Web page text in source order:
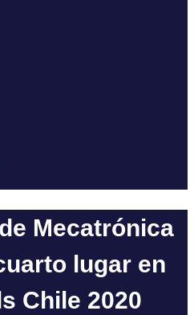
Mecatrónica
lugar en
Chile 2020